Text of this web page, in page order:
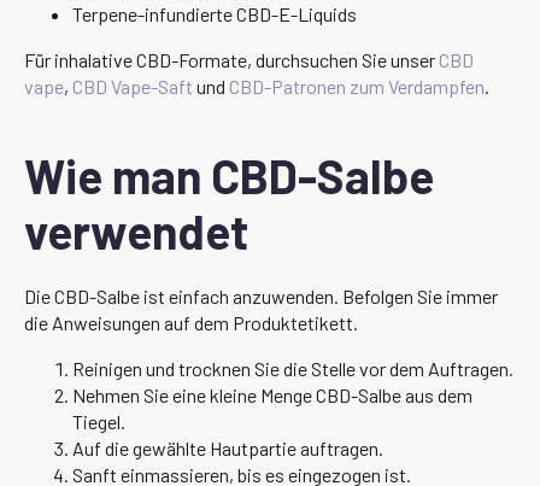
Terpene-infundierte CBD-E-Liquids
Für inhalative CBD-Formate, durchsuchen Sie unser CBD
vape, CBD Vape-Saft und CBD-Patronen zum Verdampfen.
Wie man CBD-Salbe
verwendet
Die CBD-Salbe ist einfach anzuwenden. Befolgen Sie immer
die Anweisungen auf dem Produktetikett.
Reinigen und trocknen Sie die Stelle vor dem Auftragen.
Nehmen Sie eine kleine Menge CBD-Salbe aus dem
Tiegel.
Auf die gewählte Hautpartie auftragen.
Sanft einmassieren, bis es eingezogen ist.